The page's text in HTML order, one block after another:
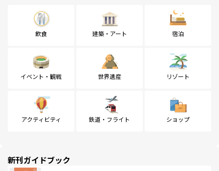
飲食 建築・アート 宿泊
イベント・観戦 世界遺産 リゾート
アクティビティ 鉄道・フライト ショップ
新刊ガイドブック